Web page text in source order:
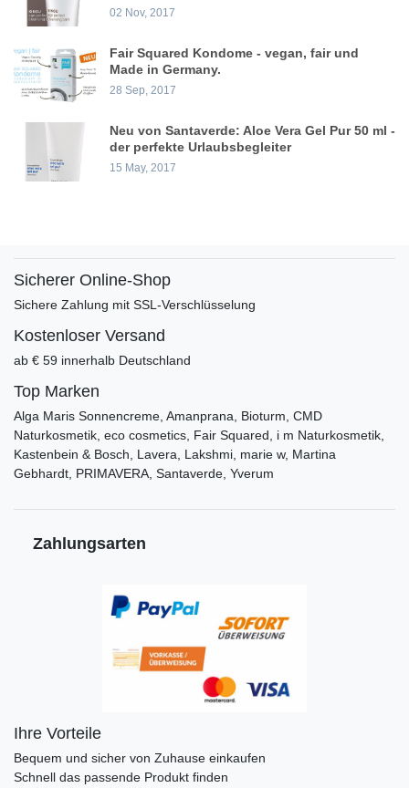
02 Nov, 2017
Fair Squared Kondome - vegan, fair und
Made in Germany.
28 Sep, 2017
Neu von Santaverde: Aloe Vera Gel Pur 50 ml -
der perfekte Urlaubsbegleiter
15 May, 2017
Sicherer Online-Shop
Sichere Zahlung mit SSL-Verschlüsselung
Kostenloser Versand
ab € 59 innerhalb Deutschland
Top Marken
Alga Maris Sonnencreme, Amanprana, Bioturm, CMD
Naturkosmetik, eco cosmetics, Fair Squared, i m Naturkosmetik,
Kastenbein & Bosch, Lavera, Lakshmi, marie w, Martina
Gebhardt, PRIMAVERA, Santaverde, Yverum
Zahlungsarten
Ihre Vorteile
Bequem und sicher von Zuhause einkaufen
Schnell das passende Produkt finden